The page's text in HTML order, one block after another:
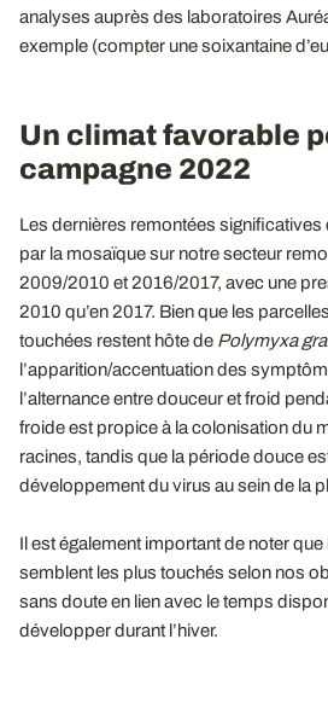
analyses auprès des laboratoires
exemple (compter une soixantaine
Un climat favorable
campagne 2022
Les dernières remontées
par la mosaïque sur notre secteur
2009/2010 et 2016/2017, avec une
2010 qu’en 2017. Bien que les
touchées restent hôte de Polymyxa
l’apparition/accentuation des
l’alternance entre douceur et froid
froide est propice à la colonisation du
racines, tandis que la période douce
développement du virus au sein de la
Il est également important de noter que
semblent les plus touchés selon nos
sans doute en lien avec le temps
développer durant l’hiver.